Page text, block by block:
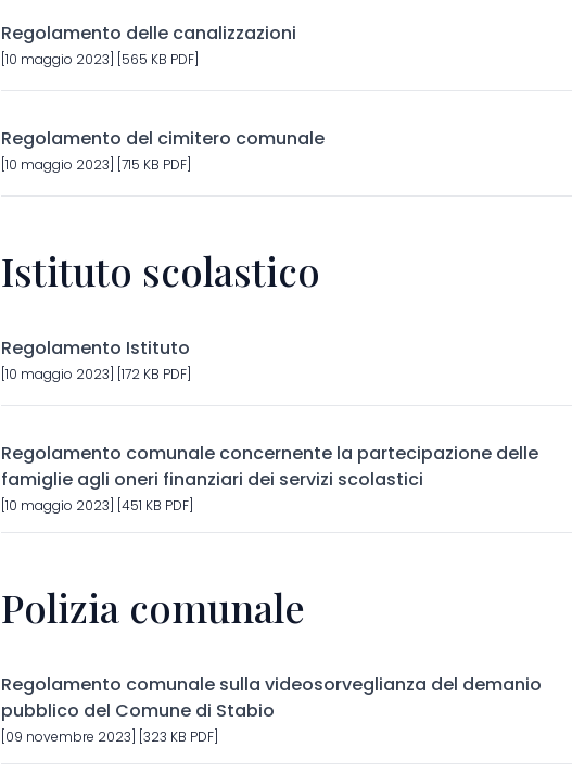
Regolamento delle canalizzazioni
[10 maggio 2023] [565 KB PDF]
Regolamento del cimitero comunale
[10 maggio 2023] [715 KB PDF]
Istituto scolastico
Regolamento Istituto
[10 maggio 2023] [172 KB PDF]
Regolamento comunale concernente la partecipazione delle
famiglie agli oneri finanziari dei servizi scolastici
[10 maggio 2023] [451 KB PDF]
Polizia comunale
Regolamento comunale sulla videosorveglianza del demanio
pubblico del Comune di Stabio
[09 novembre 2023] [323 KB PDF]